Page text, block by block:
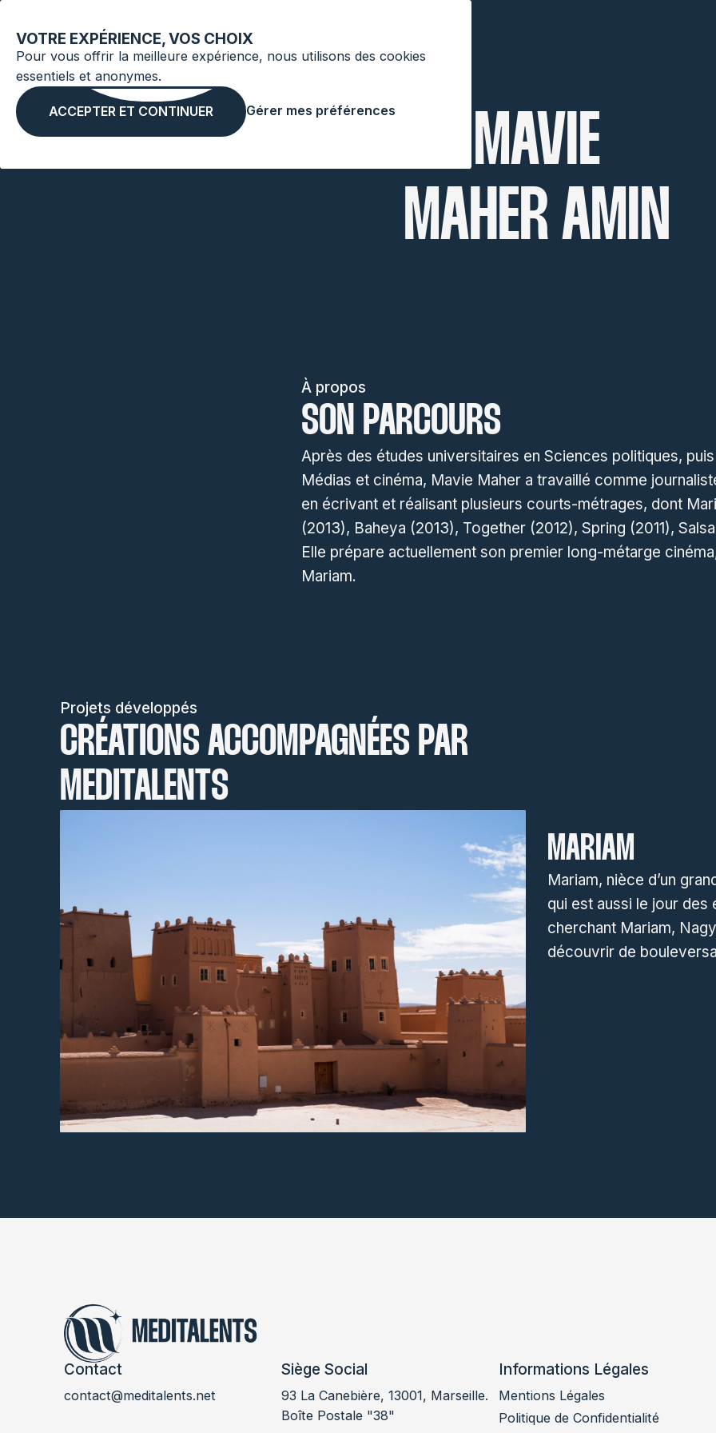
VOTRE EXPÉRIENCE, VOS CHOIX
Pour vous offrir la meilleure expérience, nous utilisons des cookies
essentiels et anonymes.
ACCEPTER ET CONTINUER Gérer mes préférences
MAVIE
MAHER AMIN
À propos
SON PARCOURS
Après des études universitaires en Sciences politiques,
Médias et cinéma, Mavie Maher a travaillé comme
en écrivant et réalisant plusieurs courts-métrages, dont
(2013), Baheya (2013), Together (2012), Spring (2011), Salsa
Elle prépare actuellement son premier long-métarge
Mariam.
Projets développés
CRÉATIONS ACCOMPAGNÉES PAR
MEDITALENTS
MARIAM
Mariam, nièce d’un
qui est aussi le jour
cherchant Mariam,
découvrir de
Contact
contact@meditalents.net
Siège Social
93 La Canebière, 13001, Marseille.
Boîte Postale "38"
Informations Légales
Mentions Légales
Politique de Confidentialité